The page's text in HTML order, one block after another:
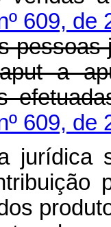
609, de
a
609, de
jurídica